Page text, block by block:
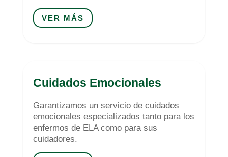
VER MÁS
Cuidados Emocionales
Garantizamos un servicio de cuidados
emocionales especializados tanto para los
enfermos de ELA como para sus
cuidadores.